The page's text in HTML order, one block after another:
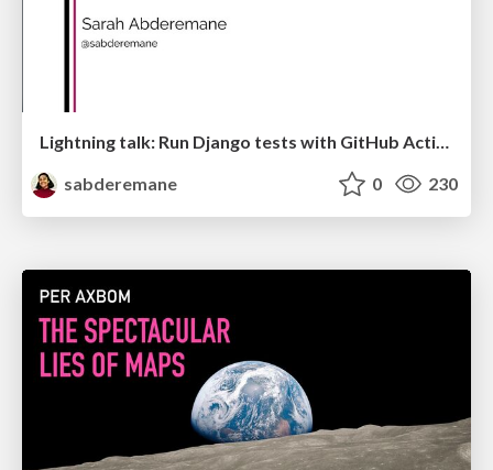
Lightning talk: Run Django tests with GitHub Actions
sabderemane
0 230